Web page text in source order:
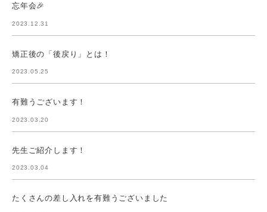
忘年会🎉
2023.12.31
矯正後の「後戻り」とは！
2023.05.25
有難うございます！
2023.03.20
先生ご紹介します！
2023.03.04
たくさんの差し入れを有難うございました